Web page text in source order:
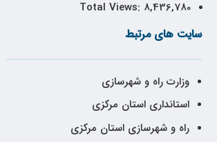
Total Views: 8,436,780
سایت های مرتبط
وزارت راه و شهرسازی
استانداری استان مرکزی
راه و شهرسازی استان مرکزی